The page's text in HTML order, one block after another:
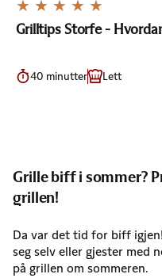
Grilltips Storfe -
40 minutter Lett
Grille biff i sommer?
grillen!
Da var det tid for biff
seg selv eller gjester med
på grillen om sommeren.